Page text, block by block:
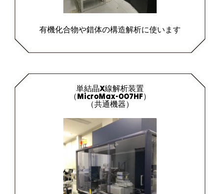
有機化合物や錯体の構造解析に使います
単結晶X線解析装置
（MicroMax-007HF）
（共通機器）